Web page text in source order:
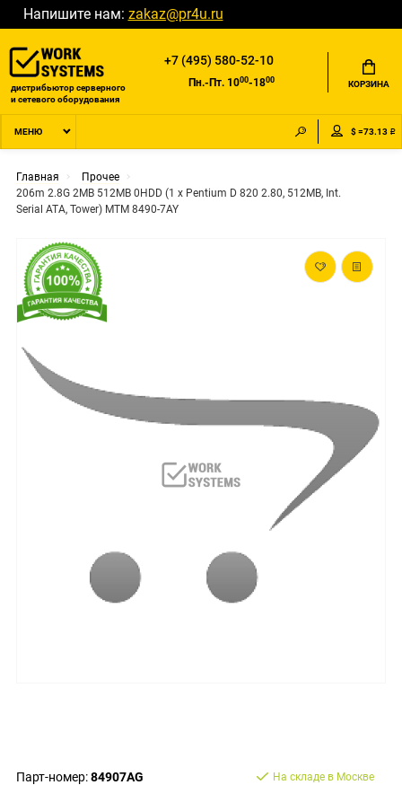
Напишите нам: zakaz@pr4u.ru
дистрибьютор серверного
и сетевого оборудования
+7 (495) 580-52-10
Пн.-Пт. 1000-1800 КОРЗИНА
МЕНЮ $ =73.13 ₽
Главная
Прочее
206m 2.8G 2MB 512MB 0HDD (1 x Pentium D 820 2.80, 512MB, Int.
Serial ATA, Tower) MTM 8490-7AY
Парт-номер:84907AG На складе в Москве